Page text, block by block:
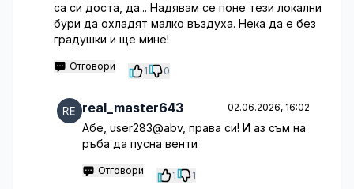
са си доста, да... Надявам се поне тези локални
бури да охладят малко въздуха. Нека да е без
градушки и ще мине!
Отговори 1 0
real_master643 02.06.2026, 16:02
Абе, user283@abv, права си! И аз съм на
ръба да пусна венти
Отговори 1 1